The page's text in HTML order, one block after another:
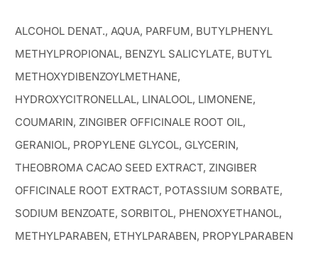
ALCOHOL DENAT., AQUA, PARFUM, BUTYLPHENYL
METHYLPROPIONAL, BENZYL SALICYLATE, BUTYL
METHOXYDIBENZOYLMETHANE,
HYDROXYCITRONELLAL, LINALOOL, LIMONENE,
COUMARIN, ZINGIBER OFFICINALE ROOT OIL,
GERANIOL, PROPYLENE GLYCOL, GLYCERIN,
THEOBROMA CACAO SEED EXTRACT, ZINGIBER
OFFICINALE ROOT EXTRACT, POTASSIUM SORBATE,
SODIUM BENZOATE, SORBITOL, PHENOXYETHANOL,
METHYLPARABEN, ETHYLPARABEN, PROPYLPARABEN